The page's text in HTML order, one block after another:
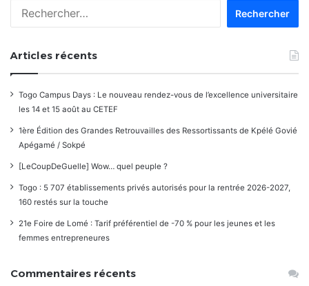
Articles récents
Togo Campus Days : Le nouveau rendez-vous de l’excellence universitaire
les 14 et 15 août au CETEF
1ère Édition des Grandes Retrouvailles des Ressortissants de Kpélé Govié
Apégamé / Sokpé
[LeCoupDeGuelle] Wow… quel peuple ?
Togo : 5 707 établissements privés autorisés pour la rentrée 2026-2027,
160 restés sur la touche
21e Foire de Lomé : Tarif préférentiel de -70 % pour les jeunes et les
femmes entrepreneures
Commentaires récents